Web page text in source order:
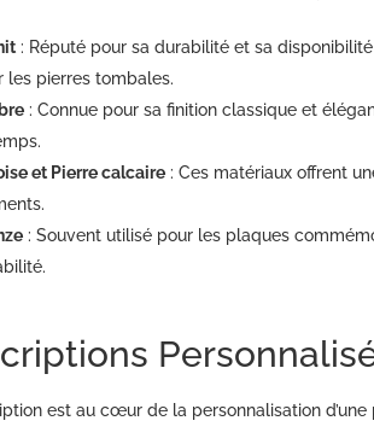
: Réputé pour sa durabilité et sa
les pierres tombales.
: Connue pour sa finition classique et
et Pierre calcaire : Ces matériaux offrent
: Souvent utilisé pour les plaques
est au cœur de la personnalisation